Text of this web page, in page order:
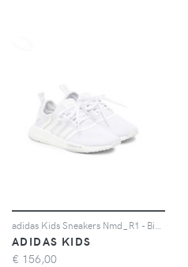
ADIDAS KIDS
€ 156,00